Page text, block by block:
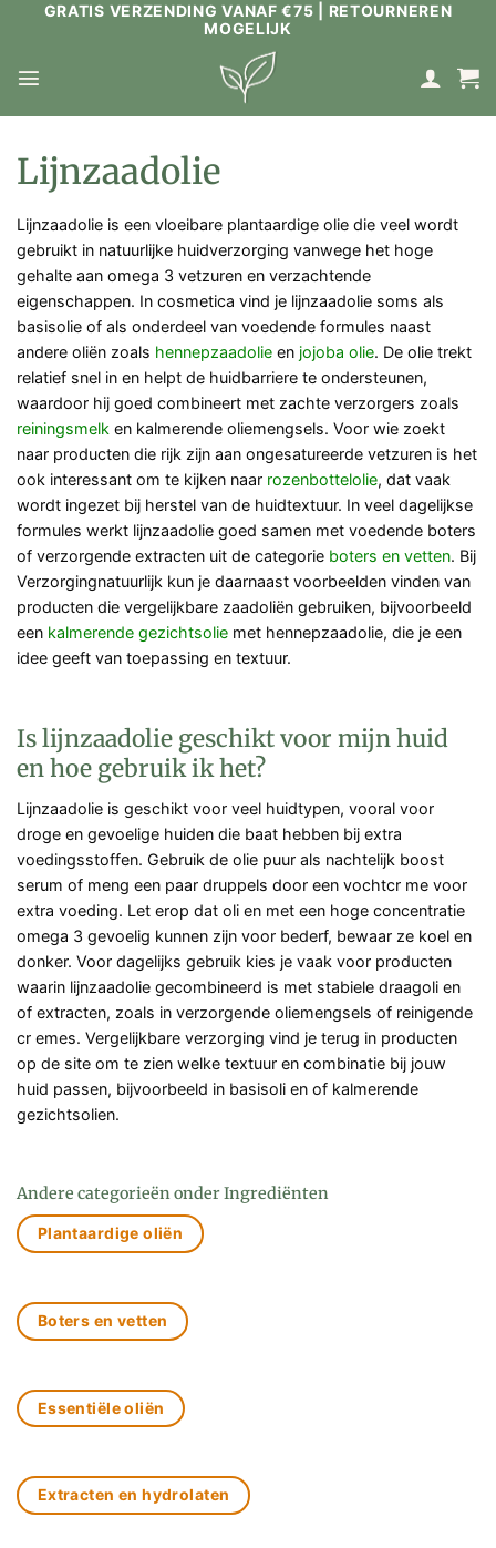
GRATIS VERZENDING VANAF €75 | RETOURNEREN
MOGELIJK
Lijnzaadolie
Lijnzaadolie is een vloeibare plantaardige olie die veel wordt
gebruikt in natuurlijke huidverzorging vanwege het hoge
gehalte aan omega 3 vetzuren en verzachtende
eigenschappen. In cosmetica vind je lijnzaadolie soms als
basisolie of als onderdeel van voedende formules naast
andere oliën zoals hennepzaadolie en jojoba olie. De olie trekt
relatief snel in en helpt de huidbarriere te ondersteunen,
waardoor hij goed combineert met zachte verzorgers zoals
reiningsmelk en kalmerende oliemengsels. Voor wie zoekt
naar producten die rijk zijn aan ongesatureerde vetzuren is het
ook interessant om te kijken naar rozenbottelolie, dat vaak
wordt ingezet bij herstel van de huidtextuur. In veel dagelijkse
formules werkt lijnzaadolie goed samen met voedende boters
of verzorgende extracten uit de categorie boters en vetten. Bij
Verzorgingnatuurlijk kun je daarnaast voorbeelden vinden van
producten die vergelijkbare zaadoliën gebruiken, bijvoorbeeld
een kalmerende gezichtsolie met hennepzaadolie, die je een
idee geeft van toepassing en textuur.
Is lijnzaadolie geschikt voor mijn huid
en hoe gebruik ik het?
Lijnzaadolie is geschikt voor veel huidtypen, vooral voor
droge en gevoelige huiden die baat hebben bij extra
voedingsstoffen. Gebruik de olie puur als nachtelijk boost
serum of meng een paar druppels door een vochtcr me voor
extra voeding. Let erop dat oli en met een hoge concentratie
omega 3 gevoelig kunnen zijn voor bederf, bewaar ze koel en
donker. Voor dagelijks gebruik kies je vaak voor producten
waarin lijnzaadolie gecombineerd is met stabiele draagoli en
of extracten, zoals in verzorgende oliemengsels of reinigende
cr emes. Vergelijkbare verzorging vind je terug in producten
op de site om te zien welke textuur en combinatie bij jouw
huid passen, bijvoorbeeld in basisoli en of kalmerende
gezichtsolien.
Andere categorieën onder Ingrediënten
Plantaardige oliën
Boters en vetten
Essentiële oliën
Extracten en hydrolaten